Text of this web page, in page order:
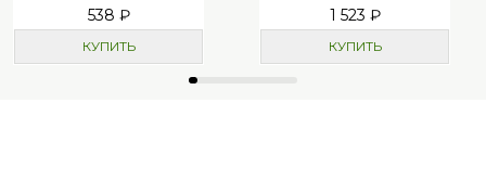
538 ₽
КУПИТЬ
1 523 ₽
КУПИТЬ